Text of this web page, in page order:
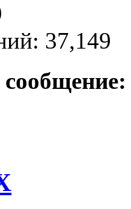
37,149
сообщение: